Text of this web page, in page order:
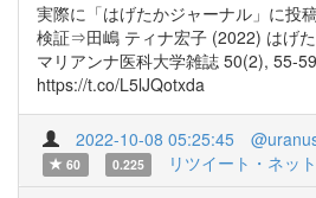
実際に「はげたかジャーナル」に投
検証⇒田嶋 ティナ宏子 (2022) はげ
マリアンナ医科大学雑誌 50(2), 55-
https://t.co/L5lJQotxda
2022-10-08 05:25:45
60
0.225 リツイート・ネッ